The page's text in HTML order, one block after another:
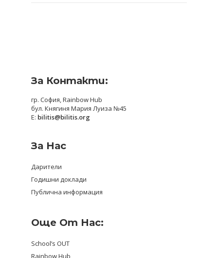
За Контакти:
гр. София, Rainbow Hub
бул. Княгиня Мария Луиза №45
E: bilitis@bilitis.org
За Нас
Дарители
Годишни доклади
Публична информация
Още От Нас:
School’s OUT
Rainbow Hub